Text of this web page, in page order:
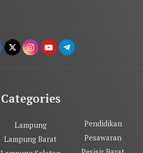
Categories
Lampung
Lampung Barat
Pendidikan
Pesawaran